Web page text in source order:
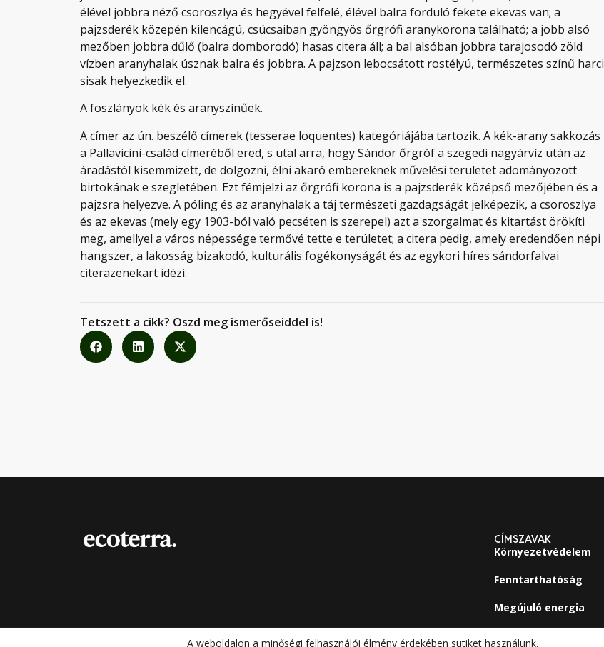
élével jobbra néző csoroszlya és hegyével felfelé, élével balra forduló fekete ekevas van; a
pajzsderék közepén kilencágú, csúcsaiban gyöngyös őrgrófi aranykorona található; a jobb alsó
mezőben jobbra dűlő (balra domborodó) hasas citera áll; a bal alsóban jobbra tarajosodó zöld
vízben aranyhalak úsznak balra és jobbra. A pajzson lebocsátott rostélyú, természetes színű harci
sisak helyezkedik el.
A foszlányok kék és aranyszínűek.
A címer az ún. beszélő címerek (tesserae loquentes) kategóriájába tartozik. A kék-arany sakkozás
a Pallavicini-család címeréből ered, s utal arra, hogy Sándor őrgróf a szegedi nagyárvíz után az
áradástól kisemmizett, de dolgozni, élni akaró embereknek művelési területet adományozott
birtokának e szegletében. Ezt fémjelzi az őrgrófi korona is a pajzsderék középső mezőjében és a
pajzsra helyezve. A póling és az aranyhalak a táj természeti gazdagságát jelképezik, a csoroszlya
és az ekevas (mely egy 1903-ból való pecséten is szerepel) azt a szorgalmat és kitartást örökíti
meg, amellyel a város népessége termővé tette e területet; a citera pedig, amely eredendően népi
hangszer, a lakosság bizakodó, kulturális fogékonyságát és az egykori híres sándorfalvai
citerazenekart idézi.
Tetszett a cikk? Oszd meg ismerőseiddel is!
CÍMSZAVAK
Környezetvédelem
Fenntarthatóság
Megújuló energia
A weboldalon a minőségi felhasználói élmény érdekében sütiket használunk.